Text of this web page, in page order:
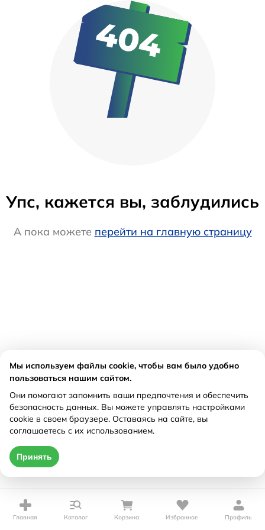
Упс, кажется вы, заблудились
А пока можете перейти на главную страницу
Главная Каталог Корзина Избранное Профиль
Мы используем файлы cookie, чтобы вам было удобно
пользоваться нашим сайтом.
Они помогают запомнить ваши предпочтения и обеспечить
безопасность данных. Вы можете управлять настройками
cookie в своем браузере. Оставаясь на сайте, вы
соглашаетесь с их использованием.
Принять